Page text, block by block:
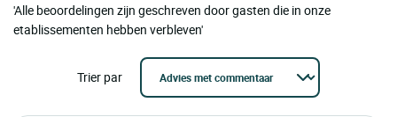
'Alle beoordelingen zijn geschreven door gasten die in onze
etablissementen hebben verbleven'
Trier par